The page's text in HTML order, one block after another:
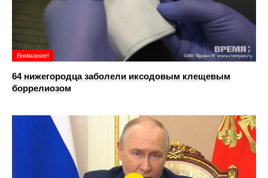
Внимание!
64 нижегородца заболели иксодовым клещевым
боррелиозом